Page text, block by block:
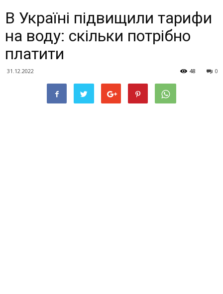
В Україні підвищили тарифи
на воду: скільки потрібно
платити
31.12.2022 0
48